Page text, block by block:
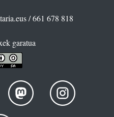
/ 661 678 818
garatua